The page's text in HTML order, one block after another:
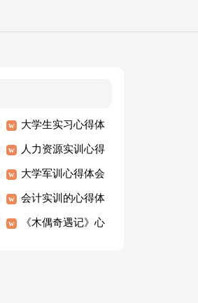
大学生实习心得体
会
人力资源实训心得
体会
大学军训心得体会
会计实训的心得体
会
《木偶奇遇记》心